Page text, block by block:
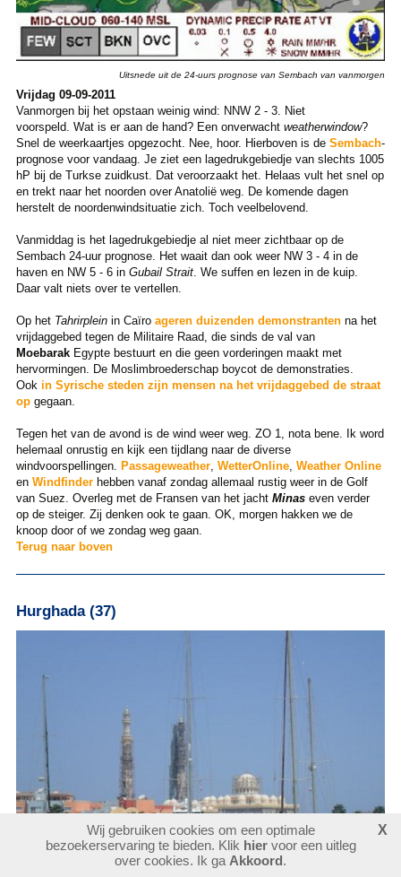
Uitsnede uit de 24-uurs prognose van Sembach van vanmorgen
Vrijdag 09-09-2011
Vanmorgen bij het opstaan weinig wind: NNW 2 - 3. Niet
voorspeld. Wat is er aan de hand? Een onverwacht weatherwindow?
Snel de weerkaartjes opgezocht. Nee, hoor. Hierboven is de Sembach-
prognose voor vandaag. Je ziet een lagedrukgebiedje van slechts 1005
hP bij de Turkse zuidkust. Dat veroorzaakt het. Helaas vult het snel op
en trekt naar het noorden over Anatolië weg. De komende dagen
herstelt de noordenwindsituatie zich. Toch veelbelovend.
Vanmiddag is het lagedrukgebiedje al niet meer zichtbaar op de
Sembach 24-uur prognose. Het waait dan ook weer NW 3 - 4 in de
haven en NW 5 - 6 in Gubail Strait. We suffen en lezen in de kuip.
Daar valt niets over te vertellen.
Op het Tahrirpleinin Caïro ageren duizenden demonstrantenna het
vrijdaggebed tegen de Militaire Raad, die sinds de val van
MoebarakEgypte bestuurt en die geen vorderingen maakt met
hervormingen. De Moslimbroederschap boycot de demonstraties.
Ook in Syrische steden zijn mensen na het vrijdaggebed de straat
op gegaan.
Tegen het van de avond is de wind weer weg. ZO 1, nota bene. Ik word
helemaal onrustig en kijk een tijdlang naar de diverse
windvoorspellingen. Passageweather, WetterOnline, Weather Online
en Windfinderhebben vanaf zondag allemaal rustig weer in de Golf
van Suez. Overleg met de Fransen van het jacht Minaseven verder
op de steiger. Zij denken ook te gaan. OK, morgen hakken we de
knoop door of we zondag weg gaan.
Terug naar boven
Hurghada (37)
Wij gebruiken cookies om een optimale
bezoekerservaring te bieden. Klik hiervoor een uitleg
over cookies. Ik ga Akkoord.
X